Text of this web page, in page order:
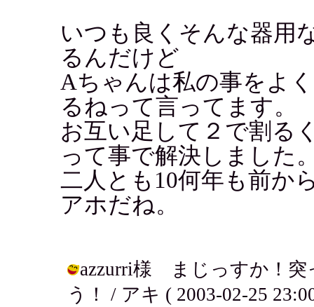
いつも良くそんな器用
るんだけど
Aちゃんは私の事をよ
るねって言ってます。
お互い足して２で割る
って事で解決しました
二人とも10何年も前か
アホだね。
azzurri様 まじっすか！突
う！ / アキ ( 2003-02-25